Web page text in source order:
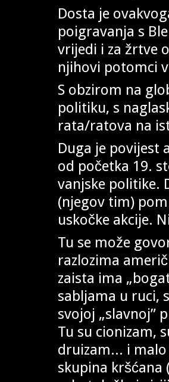
Dosta je
poigravanja s
vrijedi i za žrtve
njihovi potomci
S obzirom na
politiku, s
rata/ratova na
Duga je povijest
od početka 19.
vanjske politike.
(njegov tim)
uskočke akcije.
Tu se može
razlozima
zaista ima
sabljama u ruci,
svojoj „slavnoj”
Tu su cionizam,
druizam... i
skupina kršćana